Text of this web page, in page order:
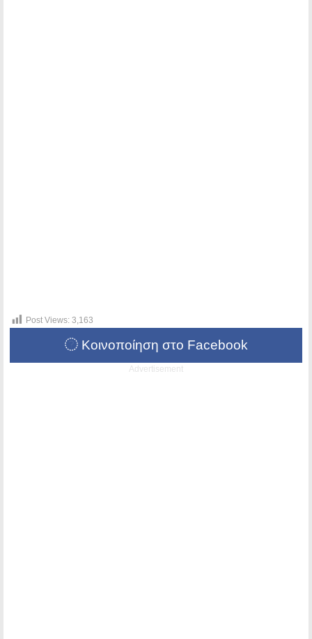
Post Views: 3,163
Κοινοποίηση στο Facebook
Advertisement